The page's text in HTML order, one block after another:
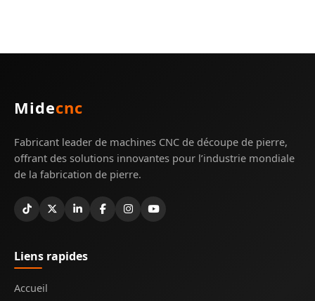
Midecnc
Fabricant leader de machines CNC de découpe de pierre,
offrant des solutions innovantes pour l’industrie mondiale
de la fabrication de pierre.
Liens rapides
Accueil